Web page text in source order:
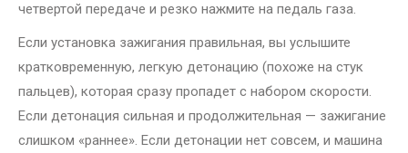
четвертой передаче и резко нажмите на педаль газа.
Если установка зажигания правильная, вы услышите
кратковременную, легкую детонацию (похоже на стук
пальцев), которая сразу пропадет с набором скорости.
Если детонация сильная и продолжительная — зажигание
слишком «раннее». Если детонации нет совсем, и машина